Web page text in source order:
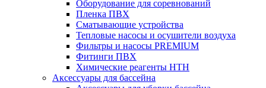
Оборудование для соревнований
Пленка ПВХ
Сматывающие устройства
Тепловые насосы и осушители воздуха
Фильтры и насосы PREMIUM
Фитинги ПВХ
Химические реагенты HTH
Аксессуары для бассейна